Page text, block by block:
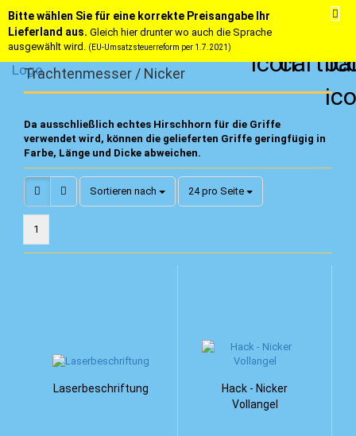
Bitte wählen Sie für eine korrekte Preisangabe Ihr
Lieferland aus. Gleich hier drunter wo auch die Sprache
ausgewählt wird. (EU-Umsatzsteuerreform per 1.7.2021)
Trachtenmesser / Nicker
Da ausschließlich echtes Hirschhorn für die Griffe
verwendet wird, können die gelieferten Griffe geringfügig in
Farbe, Länge und Dicke abweichen.
Sortieren nach
Sortieren nach 24 pro Seite
pro Seite
1
Laserbeschriftung
Hack - Nicker
Vollangel